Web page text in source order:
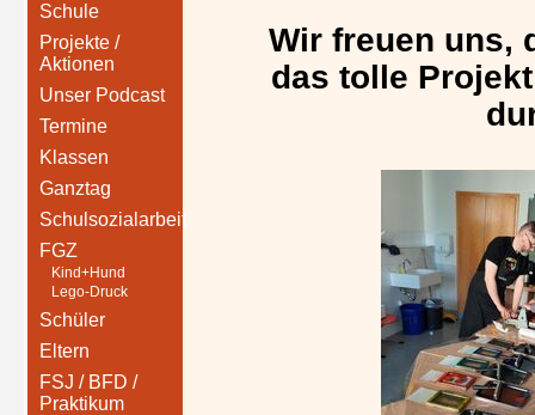
Schule
Projekte /
Aktionen
Unser Podcast
Termine
Klassen
Ganztag
Schulsozialarbeit
FGZ
Kind+Hund
Lego-Druck
Schüler
Eltern
FSJ / BFD /
Praktikum
Wir freuen uns,
das tolle